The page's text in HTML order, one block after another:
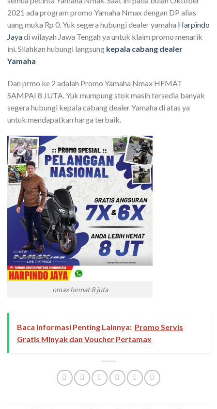
2021 ada program promo Yamaha Nmax dengan DP alias
uang muka Rp 0. Yuk segera hubungi dealer yamaha Harpindo
Jayadi wilayah Jawa Tengah ya untuk klaim promo menarik
ini. Silahkan hubungi langsung kepala cabang dealer
Yamaha
Dan prmo ke 2 adalah Promo Yamaha Nmax HEMAT
SAMPAI 8 JUTA. Yuk mumpung stok masih tersedia banyak
segera hubungi kepala cabang dealer Yamaha di atas ya
untuk mendapatkan harga terbaik.
nmax hemat 8 juta
Baca Informasi Penting Lainnya: Promo Servis
Gratis Minyak dan Voucher Pertamax